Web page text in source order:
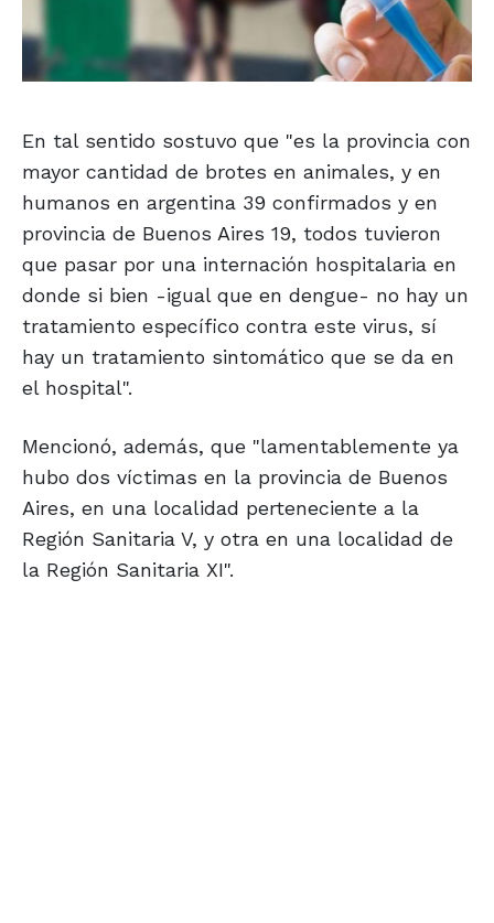
En tal sentido sostuvo que "es la provincia con
mayor cantidad de brotes en animales, y en
humanos en argentina 39 confirmados y en
provincia de Buenos Aires 19, todos tuvieron
que pasar por una internación hospitalaria en
donde si bien -igual que en dengue- no hay un
tratamiento específico contra este virus, sí
hay un tratamiento sintomático que se da en
el hospital".
Mencionó, además, que "lamentablemente ya
hubo dos víctimas en la provincia de Buenos
Aires, en una localidad perteneciente a la
Región Sanitaria V, y otra en una localidad de
la Región Sanitaria XI".